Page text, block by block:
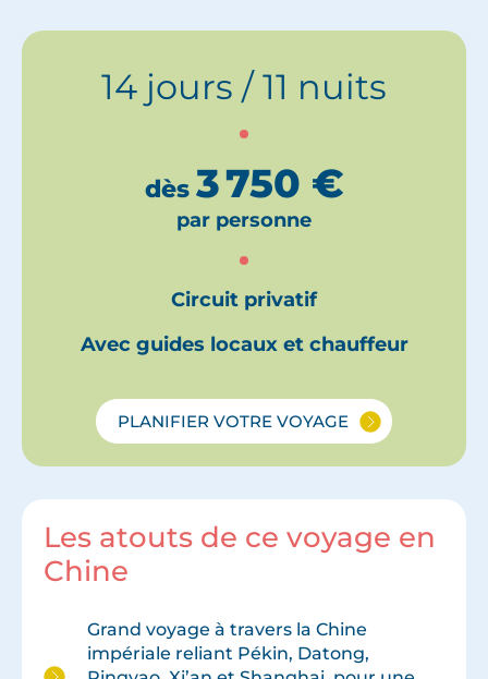
14 jours / 11 nuits
dès 3 750 €
par personne
Circuit privatif
Avec guides locaux et chauffeur
PLANIFIER VOTRE VOYAGE
Les atouts de ce voyage en
Chine
Grand voyage à travers la Chine
impériale reliant Pékin, Datong,